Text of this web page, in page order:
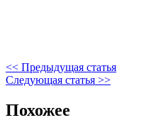
<< Предыдущая статья
Следующая статья >>
Похожее